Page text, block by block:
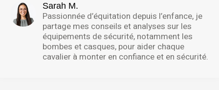
Sarah M.
Passionnée d’équitation depuis l’enfance, je
partage mes conseils et analyses sur les
équipements de sécurité, notamment les
bombes et casques, pour aider chaque
cavalier à monter en confiance et en sécurité.